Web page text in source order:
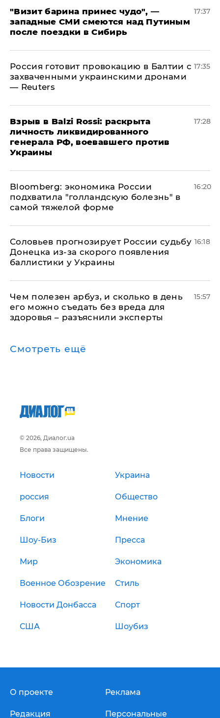
"Визит барина принес чудо", —
западные СМИ смеются над Путиным
после поездки в Сибирь
17:37
​Россия готовит провокацию в Балтии с
захваченными украинскими дронами
— Reuters
17:35
​Взрыв в Balzi Rossi: раскрыта
личность ликвидированного
генерала РФ, воевавшего против
Украины
17:28
Bloomberg: экономика России
подхватила "голландскую болезнь" в
самой тяжелой форме
16:20
Соловьев прогнозирует России судьбу
Донецка из-за скорого появления
баллистики у Украины
16:18
Чем полезен арбуз, и сколько в день
его можно съедать без вреда для
здоровья – разъяснили эксперты
15:57
Смотреть ещё
© 2026, Диалог.ua
Все права защищены.
Новости Украина
россия Общество
Блоги Мнение
Шоу-Биз Пресса
Мир Экономика
Военное Обозрение Стиль
Новости Донбасса Спорт
США Шоубиз
О проекте
Редакция
Реклама
Персональные